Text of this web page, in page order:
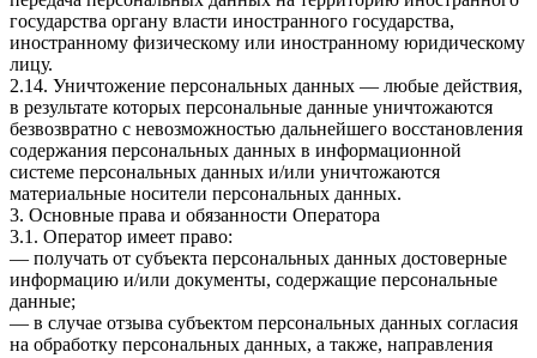
государства органу власти иностранного государства,
иностранному физическому или иностранному юридическому
лицу.
2.14. Уничтожение персональных данных — любые действия,
в результате которых персональные данные уничтожаются
безвозвратно с невозможностью дальнейшего восстановления
содержания персональных данных в информационной
системе персональных данных и/или уничтожаются
материальные носители персональных данных.
3. Основные права и обязанности Оператора
3.1. Оператор имеет право:
— получать от субъекта персональных данных достоверные
информацию и/или документы, содержащие персональные
данные;
— в случае отзыва субъектом персональных данных согласия
на обработку персональных данных, а также, направления